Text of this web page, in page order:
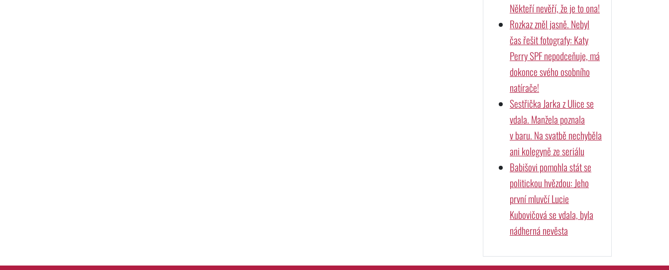
Někteří nevěří, že je to ona!
Rozkaz zněl jasně. Nebyl
čas řešit fotografy: Katy
Perry SPF nepodceňuje, má
dokonce svého osobního
natírače!
Sestřička Jarka z Ulice se
vdala. Manžela poznala
v baru. Na svatbě nechyběla
ani kolegyně ze seriálu
Babišovi pomohla stát se
politickou hvězdou: Jeho
první mluvčí Lucie
Kubovičová se vdala, byla
nádherná nevěsta